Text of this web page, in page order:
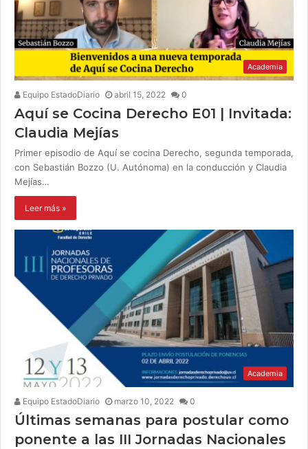
Academia
Equipo EstadoDiario abril 15, 2022 0
Aquí se Cocina Derecho E01 | Invitada:
Claudia Mejías
Primer episodio de Aquí se cocina Derecho, segunda temporada,
con Sebastián Bozzo (U. Autónoma) en la conducción y Claudia
Mejías…
Leer más »
Academia
Equipo EstadoDiario marzo 10, 2022 0
Últimas semanas para postular como
ponente a las III Jornadas Nacionales